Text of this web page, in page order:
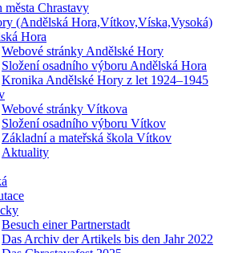
města Chrastavy
(Andělská Hora,Vítkov,Víska,Vysoká)
Hora
Webové stránky Andělské Hory
Složení osadního výboru Andělská Hora
Kronika Andělské Hory z let 1924–1945
Webové stránky Vítkova
Složení osadního výboru Vítkov
Základní a mateřská škola Vítkov
Aktuality
Besuch einer Partnerstadt
Das Archiv der Artikels bis den Jahr 2022